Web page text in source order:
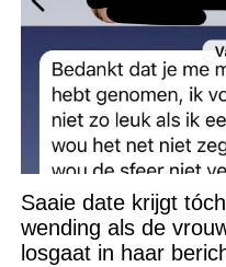
Saaie date krijgt
wending als de
losgaat in haar